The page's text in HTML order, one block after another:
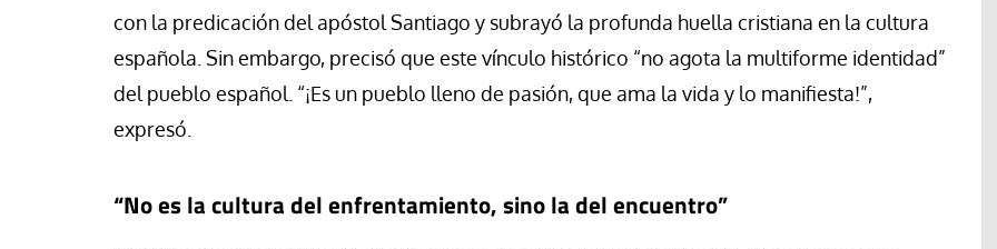
con la predicación del apóstol Santiago y subrayó la profunda huella cristiana en la cultura
española. Sin embargo, precisó que este vínculo histórico “no agota la multiforme identidad”
del pueblo español. “¡Es un pueblo lleno de pasión, que ama la vida y lo manifiesta!”,
expresó.
“No es la cultura del enfrentamiento, sino la del encuentro”